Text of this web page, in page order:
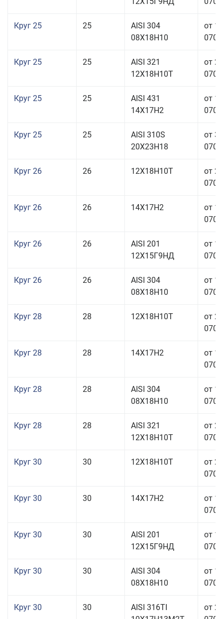
Круг 25 25
AISI 304
08Х18Н10
от
Круг 25 25
AISI 321
12Х18Н10Т
от
Круг 25 25
AISI 431
14Х17Н2
от
Круг 25 25
AISI 310S
20Х23Н18
от
Круг 26 26 12Х18Н10Т
от
Круг 26 26 14Х17Н2
от
Круг 26 26
AISI 201
12Х15Г9НД
от
Круг 26 26
AISI 304
08Х18Н10
от
Круг 28 28 12Х18Н10Т
от
Круг 28 28 14Х17Н2
от
Круг 28 28
AISI 304
08Х18Н10
от
Круг 28 28
AISI 321
12Х18Н10Т
от
Круг 30 30 12Х18Н10Т
от
Круг 30 30 14Х17Н2
от
Круг 30 30
AISI 201
12Х15Г9НД
от
Круг 30 30
AISI 304
08Х18Н10
от
Круг 30 30
AISI 316TI
от